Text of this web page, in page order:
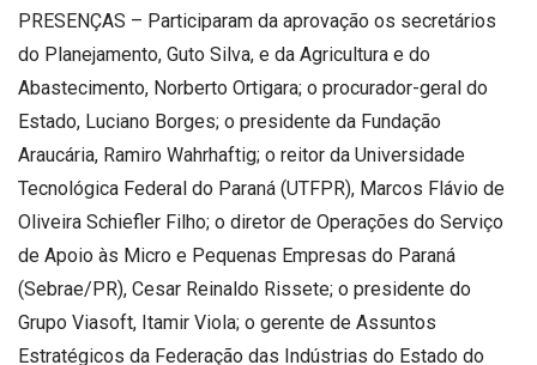
PRESENÇAS – Participaram da aprovação os secretários
do Planejamento, Guto Silva, e da Agricultura e do
Abastecimento, Norberto Ortigara; o procurador-geral do
Estado, Luciano Borges; o presidente da Fundação
Araucária, Ramiro Wahrhaftig; o reitor da Universidade
Tecnológica Federal do Paraná (UTFPR), Marcos Flávio de
Oliveira Schiefler Filho; o diretor de Operações do Serviço
de Apoio às Micro e Pequenas Empresas do Paraná
(Sebrae/PR), Cesar Reinaldo Rissete; o presidente do
Grupo Viasoft, Itamir Viola; o gerente de Assuntos
Estratégicos da Federação das Indústrias do Estado do